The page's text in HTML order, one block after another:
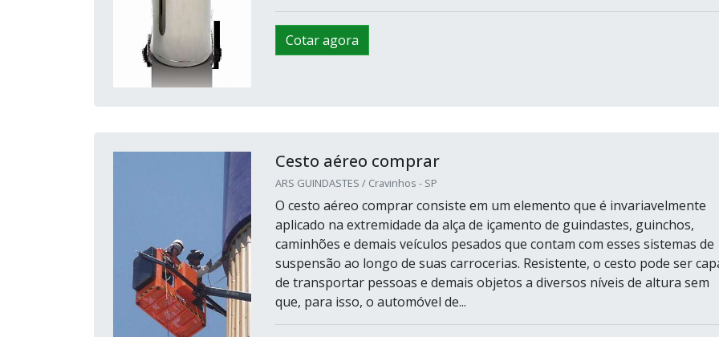
Cotar agora
Cesto aéreo comprar
ARS GUINDASTES / Cravinhos - SP
O cesto aéreo comprar consiste em um elemento que é invariavelmente
aplicado na extremidade da alça de içamento de guindastes, guinchos,
caminhões e demais veículos pesados que contam com esses sistemas de
suspensão ao longo de suas carrocerias. Resistente, o cesto pode ser
de transportar pessoas e demais objetos a diversos níveis de altura sem
que, para isso, o automóvel de...